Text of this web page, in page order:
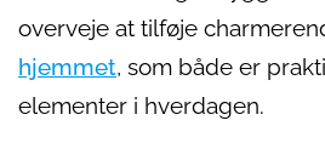
overveje at tilføje
hjemmet, som både er
elementer i hverdagen.